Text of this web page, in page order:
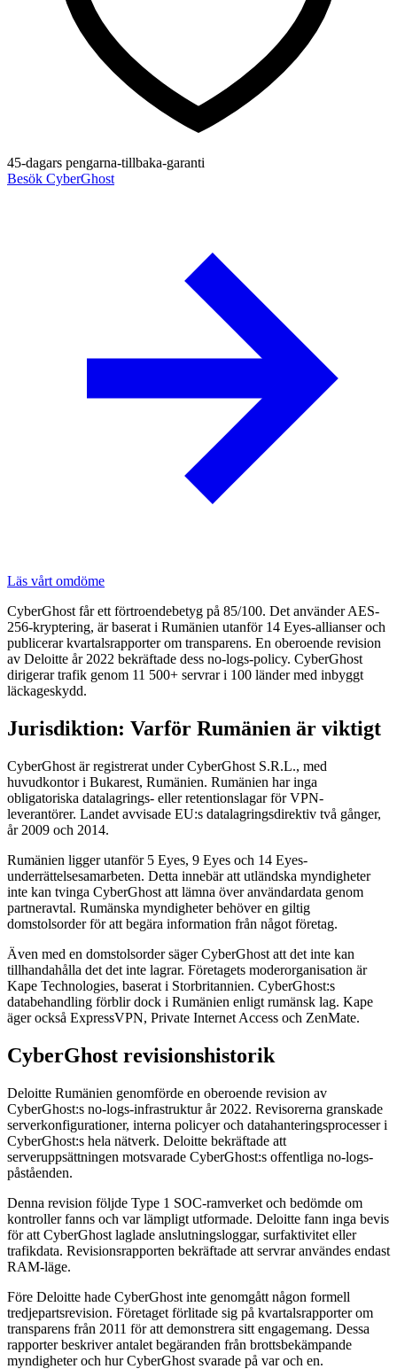
45-dagars pengarna-tillbaka-garanti
Besök CyberGhost
Läs vårt omdöme
CyberGhost får ett förtroendebetyg på 85/100. Det använder AES-
256-kryptering, är baserat i Rumänien utanför 14 Eyes-allianser och
publicerar kvartalsrapporter om transparens. En oberoende revision
av Deloitte år 2022 bekräftade dess no-logs-policy. CyberGhost
dirigerar trafik genom 11 500+ servrar i 100 länder med inbyggt
läckageskydd.
Jurisdiktion: Varför Rumänien är viktigt
CyberGhost är registrerat under CyberGhost S.R.L., med
huvudkontor i Bukarest, Rumänien. Rumänien har inga
obligatoriska datalagrings- eller retentionslagar för VPN-
leverantörer. Landet avvisade EU:s datalagrings­direktiv två gånger,
år 2009 och 2014.
Rumänien ligger utanför 5 Eyes, 9 Eyes och 14 Eyes-
underrättelsesamarbeten. Detta innebär att utländska myndigheter
inte kan tvinga CyberGhost att lämna över användardata genom
partneravtal. Rumänska myndigheter behöver en giltig
domstolsorder för att begära information från något företag.
Även med en domstolsorder säger CyberGhost att det inte kan
tillhandahålla det det inte lagrar. Företagets moderorganisation är
Kape Technologies, baserat i Storbritannien. CyberGhost:s
databehandling förblir dock i Rumänien enligt rumänsk lag. Kape
äger också ExpressVPN, Private Internet Access och ZenMate.
CyberGhost revisionshistorik
Deloitte Rumänien genomförde en oberoende revision av
CyberGhost:s no-logs-infrastruktur år 2022. Revisorerna granskade
serverkonfigurationer, interna policyer och datahanteringsprocesser i
CyberGhost:s hela nätverk. Deloitte bekräftade att
serveruppsättningen motsvarade CyberGhost:s offentliga no-logs-
påståenden.
Denna revision följde Type 1 SOC-ramverket och bedömde om
kontroller fanns och var lämpligt utformade. Deloitte fann inga bevis
för att CyberGhost laglade anslutningsloggar, surfaktivitet eller
trafikdata. Revisionsrapporten bekräftade att servrar användes endast
RAM-läge.
Före Deloitte hade CyberGhost inte genomgått någon formell
tredjepartsrevision. Företaget förlitade sig på kvartalsrapporter om
transparens från 2011 för att demonstrera sitt engagemang. Dessa
rapporter beskriver antalet begäranden från brottsbekämpande
myndigheter och hur CyberGhost svarade på var och en.